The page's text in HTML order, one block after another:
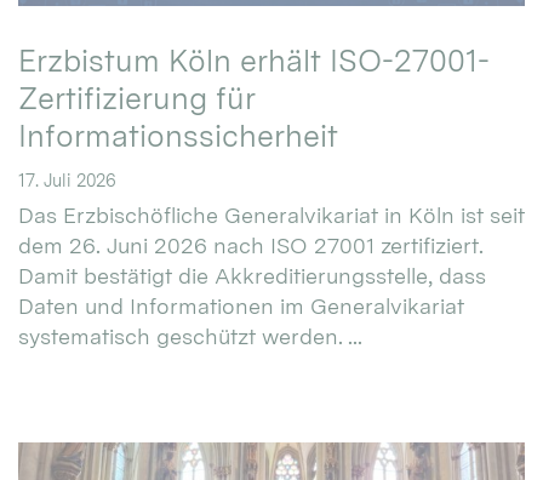
Erzbistum Köln erhält ISO-27001-
Zertifizierung für
Informationssicherheit
17. Juli 2026
Das Erzbischöfliche Generalvikariat in Köln ist seit
dem 26. Juni 2026 nach ISO 27001 zertifiziert.
Damit bestätigt die Akkreditierungsstelle, dass
Daten und Informationen im Generalvikariat
systematisch geschützt werden. ...